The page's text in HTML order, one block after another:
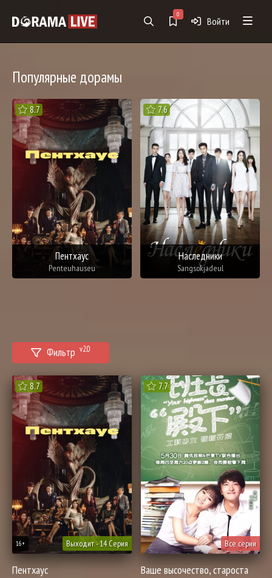
0
Войти
Популярные дорамы
8.7
Пентхаус
Penteuhauseu
7.6
Наследники
Sangsokjadeul
Фильтр v2.0
8.7
Выходит - 14 Серия
16+
Пентхаус
7.7
Все серии
Ваше высочество, староста